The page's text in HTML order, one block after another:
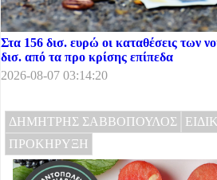
Στα 156 δισ. ευρώ οι καταθέσεις των
δισ. από τα προ κρίσης επίπεδα
2026-08-07 03:14:20
ΔΗΜΗΤΡΗΣ ΣΑΒΒΟΠΟΥΛΟΣ
ΠΡΟΚΗΡΥΞΗ